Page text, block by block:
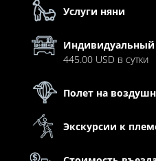
Услуги няни
Индивидуальный
445.00 USD в сутки
Полет на
Экскурсии к